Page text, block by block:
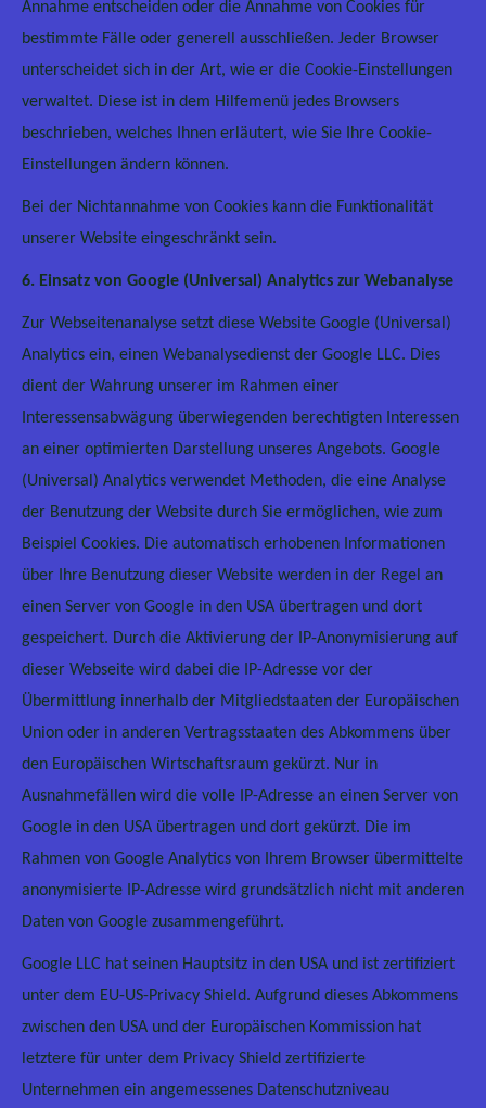
Annahme entscheiden oder die Annahme von Cookies für
bestimmte Fälle oder generell ausschließen. Jeder Browser
unterscheidet sich in der Art, wie er die Cookie-Einstellungen
verwaltet. Diese ist in dem Hilfemenü jedes Browsers
beschrieben, welches Ihnen erläutert, wie Sie Ihre Cookie-
Einstellungen ändern können.
Bei der Nichtannahme von Cookies kann die Funktionalität
unserer Website eingeschränkt sein.
6. Einsatz von Google (Universal) Analytics zur Webanalyse
Zur Webseitenanalyse setzt diese Website Google (Universal)
Analytics ein, einen Webanalysedienst der Google LLC. Dies
dient der Wahrung unserer im Rahmen einer
Interessensabwägung überwiegenden berechtigten Interessen
an einer optimierten Darstellung unseres Angebots. Google
(Universal) Analytics verwendet Methoden, die eine Analyse
der Benutzung der Website durch Sie ermöglichen, wie zum
Beispiel Cookies. Die automatisch erhobenen Informationen
über Ihre Benutzung dieser Website werden in der Regel an
einen Server von Google in den USA übertragen und dort
gespeichert. Durch die Aktivierung der IP-Anonymisierung auf
dieser Webseite wird dabei die IP-Adresse vor der
Übermittlung innerhalb der Mitgliedstaaten der Europäischen
Union oder in anderen Vertragsstaaten des Abkommens über
den Europäischen Wirtschaftsraum gekürzt. Nur in
Ausnahmefällen wird die volle IP-Adresse an einen Server von
Google in den USA übertragen und dort gekürzt. Die im
Rahmen von Google Analytics von Ihrem Browser übermittelte
anonymisierte IP-Adresse wird grundsätzlich nicht mit anderen
Daten von Google zusammengeführt.
Google LLC hat seinen Hauptsitz in den USA und ist zertifiziert
unter dem EU-US-Privacy Shield. Aufgrund dieses Abkommens
zwischen den USA und der Europäischen Kommission hat
letztere für unter dem Privacy Shield zertifizierte
Unternehmen ein angemessenes Datenschutzniveau